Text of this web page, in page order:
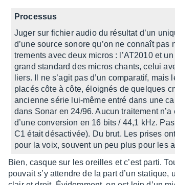
Proces­sus
Juger sur fichier audio du résul­tat d’un
d’une source sonore qu’on ne connaît
tre­ments avec deux micros : l’AT2010 et
grand stan­dard des micros chants, celui
liers. Il ne s’agit pas d’un compa­ra­tif,
placés côte à côte, éloi­gnés de quelques
ancienne série lui-même entré dans une
dans Sonar en 24/96. Aucun trai­te­ment
d’une conver­sion en 16 bits / 44,1 kHz.
C1 était désac­ti­vée). Du brut. Les prises
pour la voix, souvent un peu plus pour les
Bien, casque sur les oreilles et c’est parti.
pouvait s’y attendre de la part d’un